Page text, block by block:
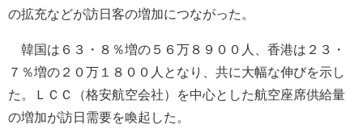
の拡充などが訪日客の増加につながった。
韓国は６３・８％増の５６万８９００人、香港は２３・
７％増の２０万１８００人となり、共に大幅な伸びを示し
た。ＬＣＣ（格安航空会社）を中心とした航空座席供給量
の増加が訪日需要を喚起した。